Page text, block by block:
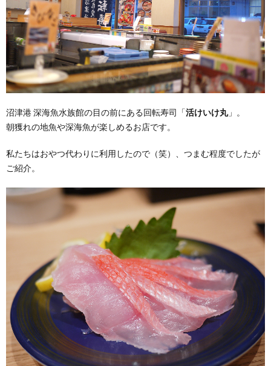
沼津港 深海魚水族館の目の前にある回転寿司「活けいけ丸」。
朝獲れの地魚や深海魚が楽しめるお店です。
私たちはおやつ代わりに利用したので（笑）、つまむ程度でしたが
ご紹介。